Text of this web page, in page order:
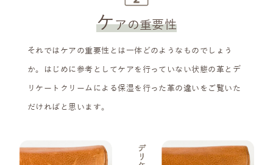
ケアの重要性
それではケアの重要性とは一体どのようなものでしょう
か。はじめに参考としてケアを行っていない状態の革とデ
リケートクリームによる保湿を行った革の違いをご覧いた
だければと思います。